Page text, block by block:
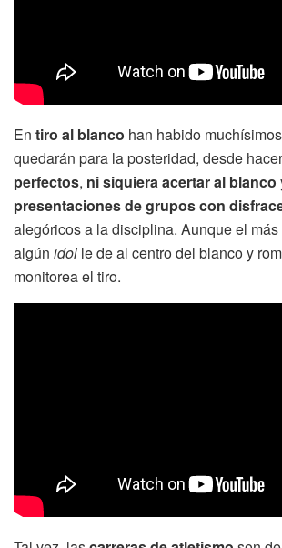
En tiro al blanco han habido
quedarán para la posteridad, desde
perfectos, ni siquiera acertar al blanco
presentaciones de grupos con
alegóricos a la disciplina. Aunque el
algún idol le de al centro del blanco y
monitorea el tiro.